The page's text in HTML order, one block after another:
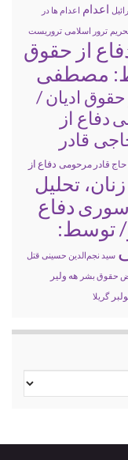
اعدام اعدام ها در
ترور اسلامی تروریست
از حقوق
مصطفی
حقوق ادیان /
دفاع از
قادر
قادر مرحومی دفاع از
تحلیل
دفاع
توسط:
سید نجم‌الدین حسینی قتل
حقوق بشر هه ولیر
گریلا